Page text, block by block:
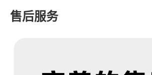
售后服务